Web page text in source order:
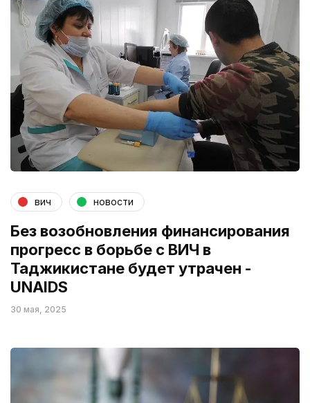
вич новости
Без возобновления финансирования
прогресс в борьбе с ВИЧ в
Таджикистане будет утрачен -
UNAIDS
30 мая, 2025